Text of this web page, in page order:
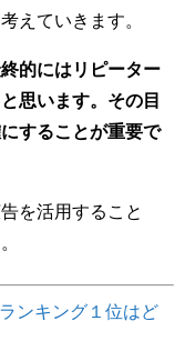
えていきます。
的にはリピーター
思います。その目
することが重要で
を活用すること
ンキング１位はど